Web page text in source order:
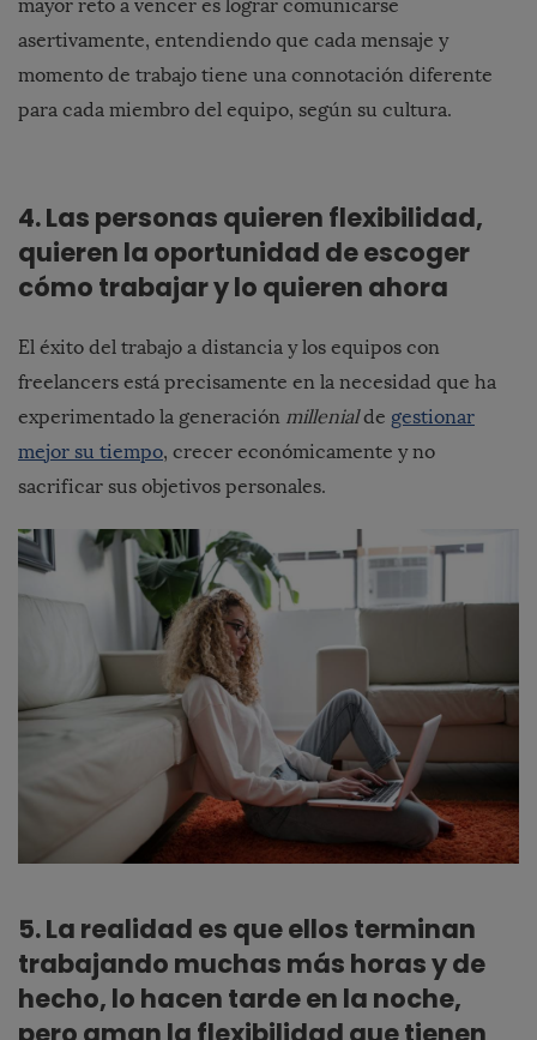
mayor reto a vencer es lograr comunicarse
asertivamente, entendiendo que cada mensaje y
momento de trabajo tiene una connotación diferente
para cada miembro del equipo, según su cultura.
4. Las personas quieren flexibilidad,
quieren la oportunidad de escoger
cómo trabajar y lo quieren ahora
El éxito del trabajo a distancia y los equipos con
freelancers está precisamente en la necesidad que ha
experimentado la generación millenialde gestionar
mejor su tiempo, crecer económicamente y no
sacrificar sus objetivos personales.
5. La realidad es que ellos terminan
trabajando muchas más horas y de
hecho, lo hacen tarde en la noche,